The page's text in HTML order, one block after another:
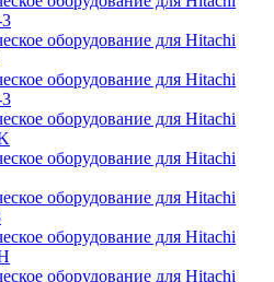
оборудование для Hitachi
оборудование для Hitachi
оборудование для Hitachi
оборудование для Hitachi
оборудование для Hitachi
оборудование для Hitachi
оборудование для Hitachi